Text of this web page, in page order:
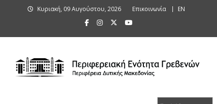
Κυριακή, 09 Αυγούστου, 2026 Επικοινωνία ΕΝ